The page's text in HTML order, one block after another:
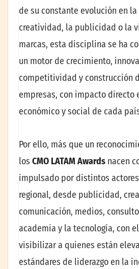
de su constante evolución en
creatividad, la publicidad o la
marcas, esta disciplina se ha
un motor de crecimiento,
competitividad y construcción
empresas, con impacto directo
económico y social de cada
Por ello, más que un
los CMO LATAM Awards nacen
impulsado por distintos
regional, desde publicidad,
comunicación, medios,
academia y la tecnología, con
visibilizar a quienes están
estándares de liderazgo en la